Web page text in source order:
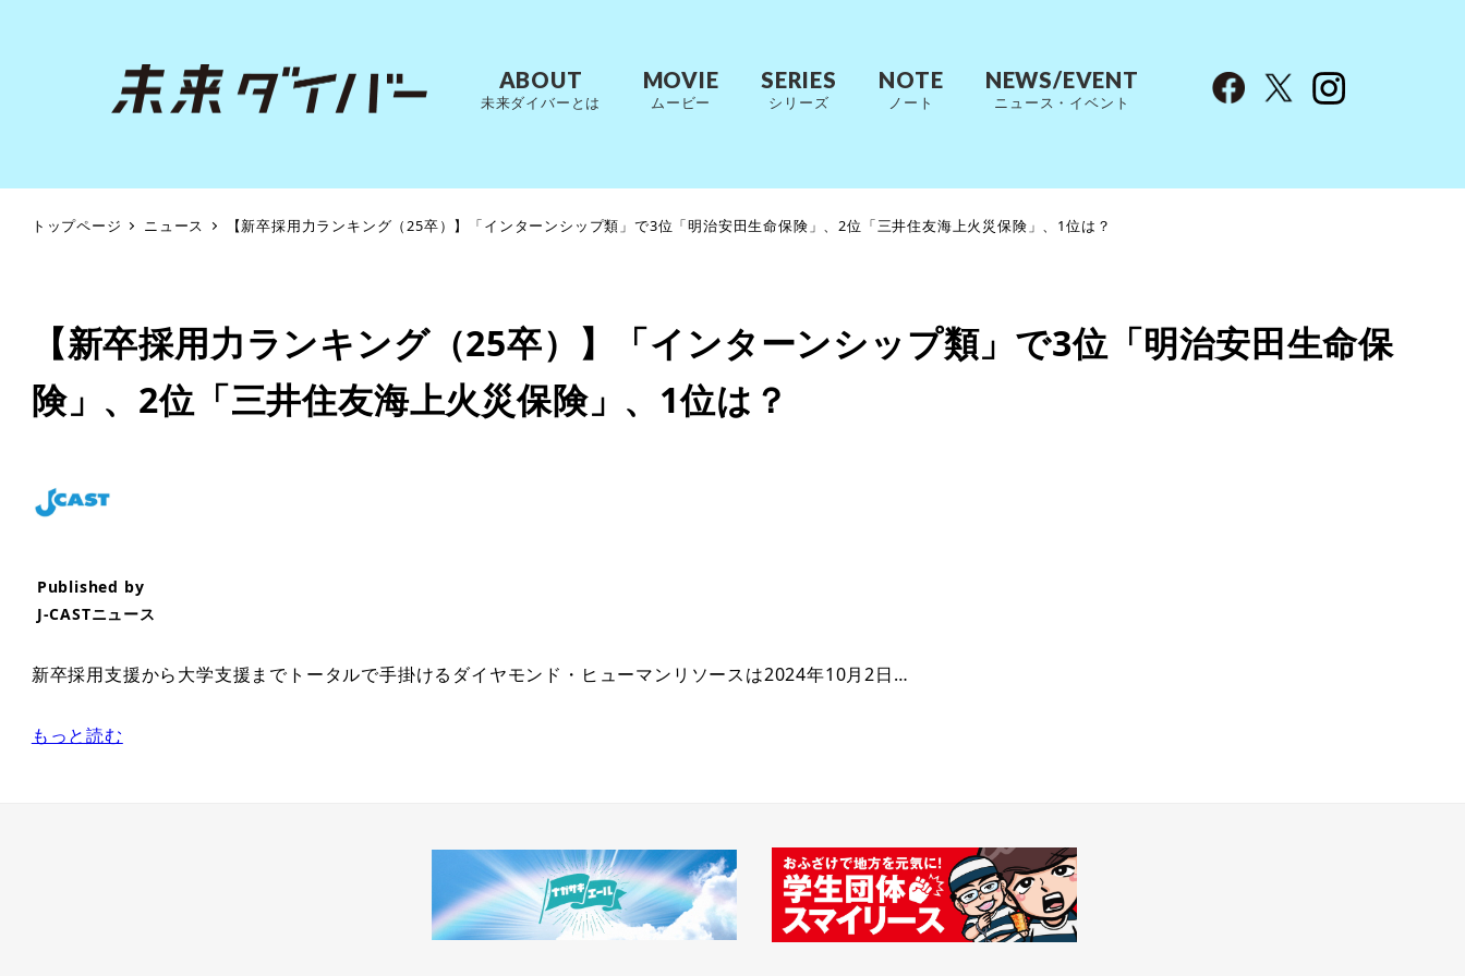
ABOUT
未来ダイバーとは
MOVIE
ムービー
SERIES
シリーズ
NOTE
ノート
NEWS/EVENT
ニュース・イベント
トップページ ニュース 【新卒採用力ランキング（25卒）】「インターンシップ類」で3位「明治安田生命保険」、2位「三井住友海上火災保険」、1位は？
【新卒採用力ランキング（25卒）】「インターンシップ類」で3位「明治安田生命保
険」、2位「三井住友海上火災保険」、1位は？
Published by
J-CASTニュース
新卒採用支援から大学支援までトータルで手掛けるダイヤモンド・ヒューマンリソースは2024年10月2日…
もっと読む